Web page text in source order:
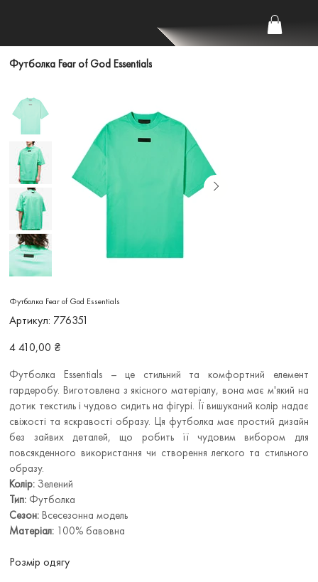
Футболка Fear of God Essentials
Футболка Fear of God Essentials
Артикул: Артикул
776351
776351
Ціна
4 410,00 ₴
Футболка Essentials – це стильний та комфортний елемент
гардеробу. Виготовлена з якісного матеріалу, вона має м'який на
дотик текстиль і чудово сидить на фігурі. Її вишуканий колір надає
свіжості та яскравості образу. Ця футболка має простий дизайн
без зайвих деталей, що робить її чудовим вибором для
повсякденного використання чи створення легкого та стильного
образу.
Колір: Зелений
Тип: Футболка
Сезон: Всесезонна модель
Матеріал: 100% бавовна
Розмір одягу